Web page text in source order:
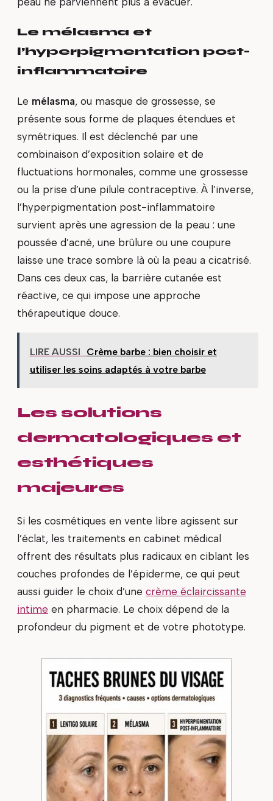
Le mélasma et
l’hyperpigmentation post-
inflammatoire
Le mélasma, ou masque de grossesse, se
présente sous forme de plaques étendues et
symétriques. Il est déclenché par une
combinaison d’exposition solaire et de
fluctuations hormonales, comme une grossesse
ou la prise d’une pilule contraceptive. À l’inverse,
l’hyperpigmentation post-inflammatoire
survient après une agression de la peau : une
poussée d’acné, une brûlure ou une coupure
laisse une trace sombre là où la peau a cicatrisé.
Dans ces deux cas, la barrière cutanée est
réactive, ce qui impose une approche
thérapeutique douce.
LIRE AUSSI
Crème barbe : bien choisir et
utiliser les soins adaptés à votre barbe
Les solutions
dermatologiques et
esthétiques
majeures
Si les cosmétiques en vente libre agissent sur
l’éclat, les traitements en cabinet médical
offrent des résultats plus radicaux en ciblant les
couches profondes de l’épiderme, ce qui peut
aussi guider le choix d’une crème éclaircissante
intime en pharmacie. Le choix dépend de la
profondeur du pigment et de votre phototype.